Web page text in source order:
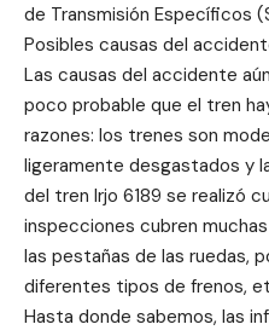
de Transmisión Específicos
Posibles causas del
Las causas del accidente
poco probable que el tren
razones: los trenes son
ligeramente desgastados y
del tren Irjo 6189 se realizó
inspecciones cubren
las pestañas de las ruedas,
diferentes tipos de frenos,
Hasta donde sabemos, las